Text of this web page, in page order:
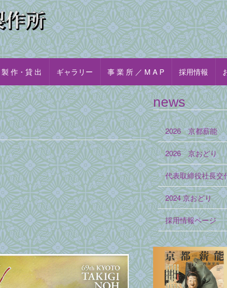
製 作・貸 出 ギャラリー 事 業 所 ／ M A P 採用情報
news
2026 京都薪能
2026 京おどり
代表取締役社長交
2024 京おどり
採用情報ページ